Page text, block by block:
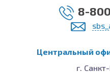
8-
Центральный
г.